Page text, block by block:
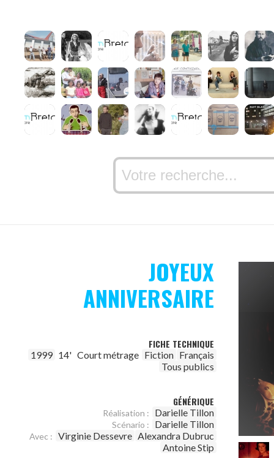
JOYEUX
ANNIVERSAIRE
FICHE TECHNIQUE
1999 14' Court métrage Fiction Français
Tous publics
GÉNÉRIQUE
Réalisation : Darielle Tillon
Scénario : Darielle Tillon
Avec : Virginie Dessevre Alexandra Dubruc
Antoine Stip